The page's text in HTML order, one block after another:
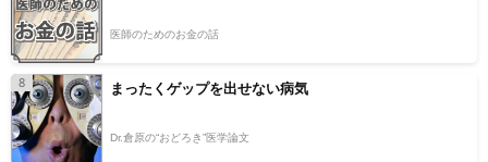
医師のためのお金の話
8 まったくゲップを出せない病気
Dr.倉原の“おどろき”医学論文